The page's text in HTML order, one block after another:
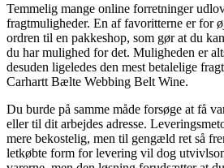
Temmelig mange online forretninger
fragtmuligheder. En af favoritterne er for
ordren til en pakkeshop, som gør at du
du har mulighed for det. Muligheden er
desuden ligeledes den mest betalelige
Carhartt Bælte Webbing Belt Wine.
Du burde på samme måde forsøge at få
eller til dit arbejdes adresse.
mere bekostelig, men til gengæld ret så
letkøbte form for levering vil dog